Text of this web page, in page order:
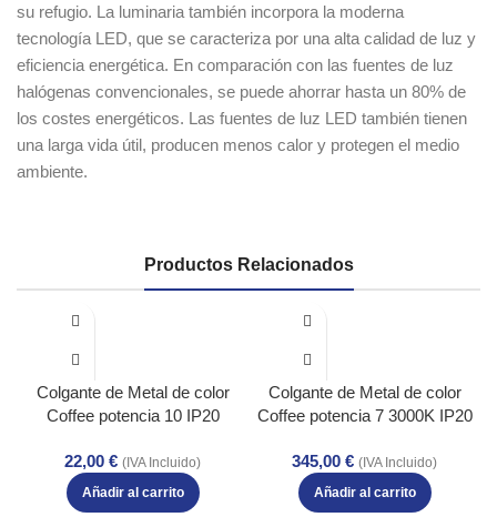
su refugio. La luminaria también incorpora la moderna
tecnología LED, que se caracteriza por una alta calidad de luz y
eficiencia energética. En comparación con las fuentes de luz
halógenas convencionales, se puede ahorrar hasta un 80% de
los costes energéticos. Las fuentes de luz LED también tienen
una larga vida útil, producen menos calor y protegen el medio
ambiente.
Productos Relacionados
Colgante de Metal de color
Coffee potencia 10 IP20
22,00 € (IVA Incluido)
Añadir al carrito
Colgante de Metal de color
Coffee potencia 7 3000K IP20
345,00 € (IVA Incluido)
Añadir al carrito